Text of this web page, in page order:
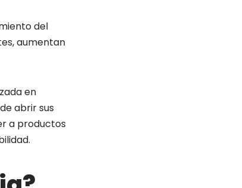
del
aumentan
en
abrir sus
a productos